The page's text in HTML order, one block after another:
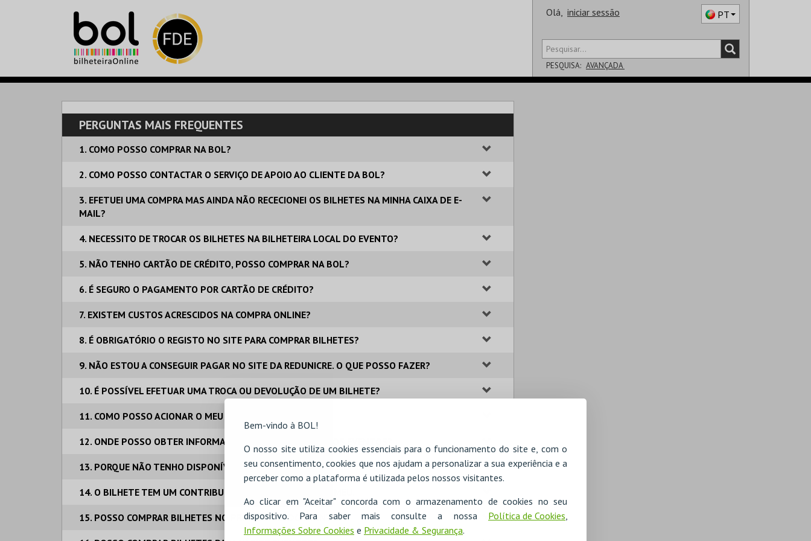
Bem-vindo à BOL!
O nosso site utiliza cookies essenciais para o funcionamento do site e, com o
seu consentimento, cookies que nos ajudam a personalizar a sua experiência e a
perceber como a plataforma é utilizada pelos nossos visitantes.
Ao clicar em "Aceitar" concorda com o armazenamento de cookies no seu
dispositivo. Para saber mais consulte a nossa Política de Cookies
Informações Sobre Cookies e Privacidade & Segurança.
Olá, iniciar sessão PT
PESQUISA: AVANÇADA
PERGUNTAS MAIS FREQUENTES
1. COMO POSSO COMPRAR NA BOL?
2. COMO POSSO CONTACTAR O SERVIÇO DE APOIO AO CLIENTE DA BOL?
3. EFETUEI UMA COMPRA MAS AINDA NÃO RECECIONEI OS BILHETES NA MINHA CAIXA DE E-
MAIL?
4. NECESSITO DE TROCAR OS BILHETES NA BILHETEIRA LOCAL DO EVENTO?
5. NÃO TENHO CARTÃO DE CRÉDITO, POSSO COMPRAR NA BOL?
6. É SEGURO O PAGAMENTO POR CARTÃO DE CRÉDITO?
7. EXISTEM CUSTOS ACRESCIDOS NA COMPRA ONLINE?
8. É OBRIGATÓRIO O REGISTO NO SITE PARA COMPRAR BILHETES?
9. NÃO ESTOU A CONSEGUIR PAGAR NO SITE DA REDUNICRE. O QUE POSSO FAZER?
10. É POSSÍVEL EFETUAR UMA TROCA OU DEVOLUÇÃO DE UM BILHETE?
11. COMO POSSO ACIONAR O MEU SEGURO DE BILHETEIRA?
12. ONDE POSSO OBTER INFORMAÇÕES ADICIONAIS SOBRE OS EVENTOS?
13. PORQUE NÃO TENHO DISPONÍVEL O PAGAMENTO POR MULTIBANCO?
14. O BILHETE TEM UM CONTRIBUINTE E NOME QUE NÃO O MEU.
15. POSSO COMPRAR BILHETES NO PRÓPRIO DIA DO EVENTO?